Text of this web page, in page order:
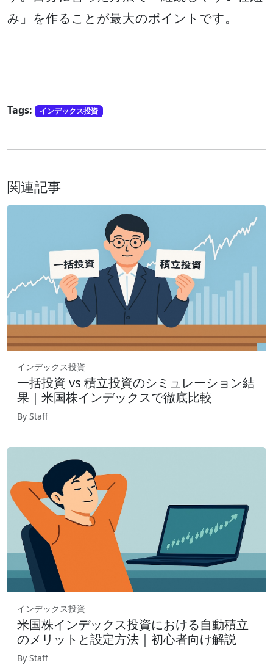
み」を作ることが最大のポイントです。
Tags: インデックス投資
関連記事
インデックス投資
一括投資 vs 積立投資のシミュレーション結
果｜米国株インデックスで徹底比較
By Staff
インデックス投資
米国株インデックス投資における自動積立
のメリットと設定方法｜初心者向け解説
By Staff